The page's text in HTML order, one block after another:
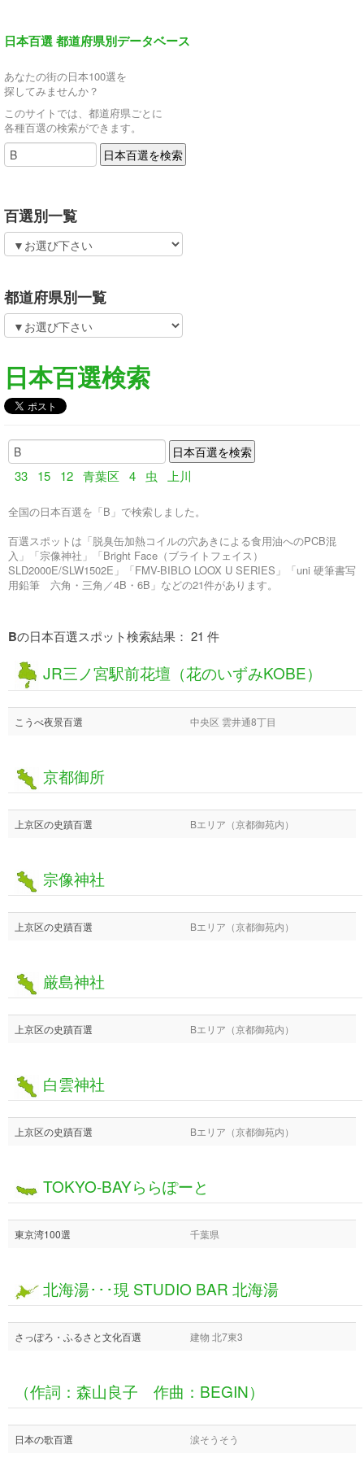
日本百選 都道府県別データベース
あなたの街の日本100選を
探してみませんか？
このサイトでは、都道府県ごとに
各種百選の検索ができます。
百選別一覧
都道府県別一覧
日本百選検索
33 15 12 青葉区 4 虫 上川
全国の日本百選を「B」で検索しました。
百選スポットは「脱臭缶加熱コイルの穴あきによる食用油へのPCB混
入」「宗像神社」「Bright Face（ブライトフェイス）
SLD2000E/SLW1502E」「FMV-BIBLO LOOX U SERIES」「uni 硬筆書写
用鉛筆 六角・三角／4B・6B」などの21件があります。
Bの日本百選スポット検索結果： 21 件
JR三ノ宮駅前花壇（花のいずみKOBE）
こうべ夜景百選 中央区 雲井通8丁目
京都御所
上京区の史蹟百選 Bエリア（京都御苑内）
宗像神社
上京区の史蹟百選 Bエリア（京都御苑内）
厳島神社
上京区の史蹟百選 Bエリア（京都御苑内）
白雲神社
上京区の史蹟百選 Bエリア（京都御苑内）
TOKYO-BAYららぽーと
東京湾100選 千葉県
北海湯･･･現 STUDIO BAR 北海湯
さっぽろ・ふるさと文化百選 建物 北7東3
（作詞：森山良子 作曲：BEGIN）
日本の歌百選 涙そうそう